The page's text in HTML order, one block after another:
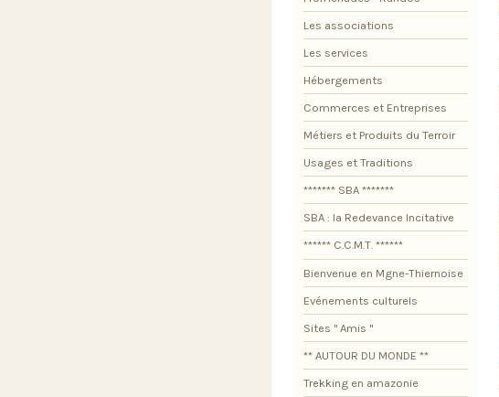
Les associations
Les services
Hébergements
Commerces et Entreprises
Métiers et Produits du Terroir
Usages et Traditions
******* SBA *******
SBA : la Redevance Incitative
****** C.C.M.T. ******
Bienvenue en Mgne-Thiernoise
Evénements culturels
Sites " Amis "
** AUTOUR DU MONDE **
Trekking en amazonie